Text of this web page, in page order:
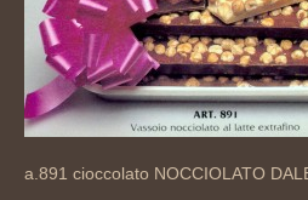
a.891 cioccolato NOCCIOLATO